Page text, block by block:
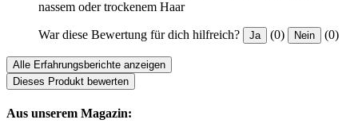
nassem oder trockenem Haar
War diese Bewertung für dich hilfreich? Ja (0) Nein (0)
Alle Erfahrungsberichte anzeigen
Dieses Produkt bewerten
Aus unserem Magazin: